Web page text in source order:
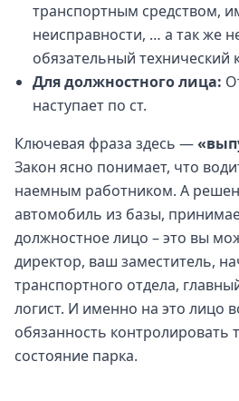
транспортным средством,
неисправности, … а так же
обязательный технический
Для должностного лица:
наступает по ст.
Ключевая фраза здесь —
Закон ясно понимает, что
наемным работником. А
автомобиль из базы,
должностное лицо – это вы
директор, ваш заместитель,
транспортного отдела,
логист. И именно на это лицо
обязанность контролировать
состояние парка.